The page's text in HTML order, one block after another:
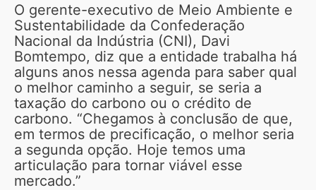
O gerente-executivo de Meio Ambiente e
Sustentabilidade da Confederação
Nacional da Indústria (CNI), Davi
Bomtempo, diz que a entidade trabalha há
alguns anos nessa agenda para saber qual
o melhor caminho a seguir, se seria a
taxação do carbono ou o crédito de
carbono. “Chegamos à conclusão de que,
em termos de precificação, o melhor seria
a segunda opção. Hoje temos uma
articulação para tornar viável esse
mercado.”